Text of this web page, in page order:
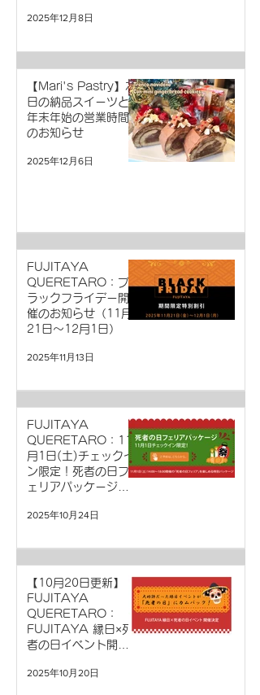
2025年12月8日
【Mari's Pastry】本
日の納品スイーツと
年末年始の営業時間
のお知らせ
2025年12月6日
FUJITAYA
QUERETARO：ブ
ラックフライデー開
催のお知らせ（11月
21日～12月1日）
2025年11月13日
FUJITAYA
QUERETARO：11
月1日(土)チェックイ
ン限定！死者の日フ
ェリアパッケージの
2025年10月24日
【10月20日更新】
FUJITAYA
QUERETARO：
FUJITAYA 縁日×死
者の日イベント開催
日(土)）
2025年10月20日